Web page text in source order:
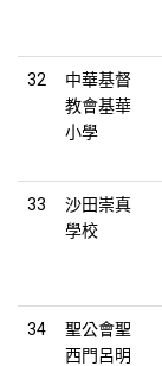
32
中華基督
教會基華
小學
33
沙田崇真
學校
34
聖公會聖
西門呂明